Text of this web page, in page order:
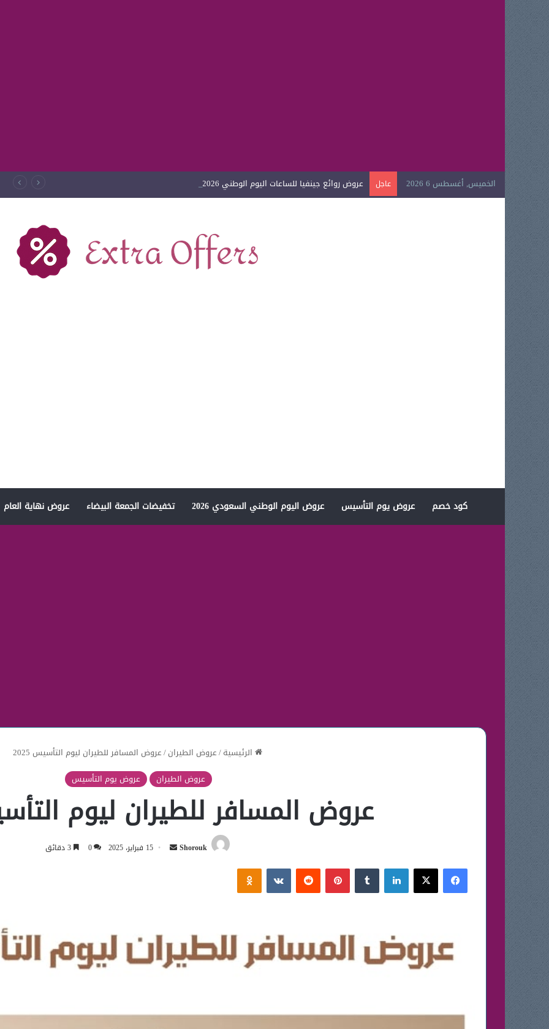
الخميس, أغسطس 6 2026 عاجل عروض روائع جينفيا للساعات اليوم الوطني 2026
كود خصم عروض يوم التأسيس عروض اليوم الوطني السعودي 2026 تخفيضات الجمعة البيضاء عروض نهاية العام
الرئيسية/عروض الطيران/عروض المسافر للطيران ليوم التأسيس 2025
عروض الطيران
عروض يوم التأسيس
عروض المسافر للطيران ليوم
Shorouk
أرسل 15 فبراير، 2025 0 3 دقائق
فيسبوك‫X لينكدإن بينتيريست Odnoklassniki